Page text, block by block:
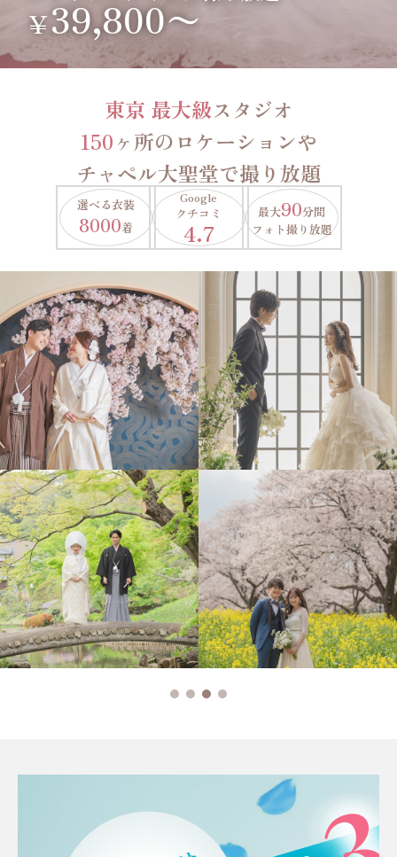
￥39,800〜
東京 最大級スタジオ
150ヶ所のロケーションや
チャペル大聖堂で撮り放題
選べる衣装
8000着
Google
クチコミ
4.7
最大90分間
フォト撮り放題